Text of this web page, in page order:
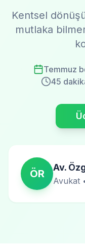
Kentsel
mutlaka
Temmuz
45
ÖR
Av.
Avukat